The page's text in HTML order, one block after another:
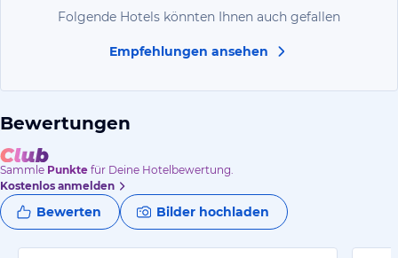
Folgende Hotels könnten Ihnen auch gefallen
Empfehlungen ansehen
Bewertungen
Sammle Punkte für Deine Hotelbewertung.
Kostenlos anmelden
Bewerten Bilder hochladen